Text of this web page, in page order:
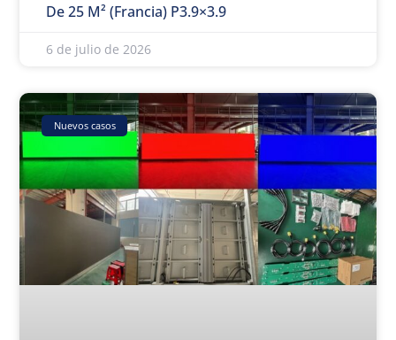
De 25 M² (Francia) P3.9×3.9
6 de julio de 2026
Nuevos casos